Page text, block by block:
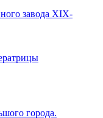
завода XIX-
города.